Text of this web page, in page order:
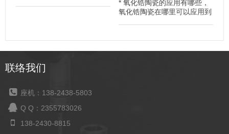
* 氧化锆陶瓷的应用有哪些，
氧化锆陶瓷在哪里可以应用到
联络我们
座机：138-2438-5803
Q Q：2355783026
138-2430-8815